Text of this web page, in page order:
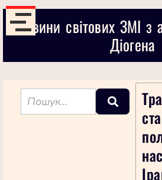
Новини світових ЗМІ з
Діогена